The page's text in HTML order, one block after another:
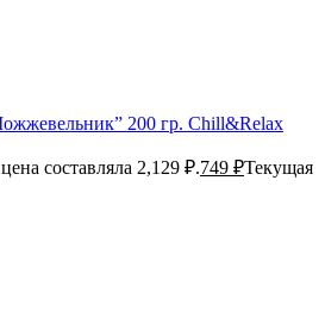
200 гр. Chill&Relax
составляла 2,129 ₽.749 ₽Текущая